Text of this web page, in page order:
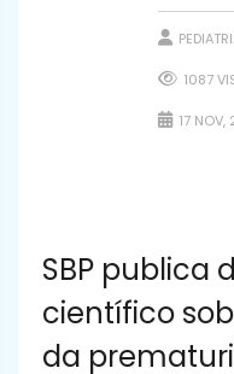
1087
17 NOV,
SBP publica
científico
da